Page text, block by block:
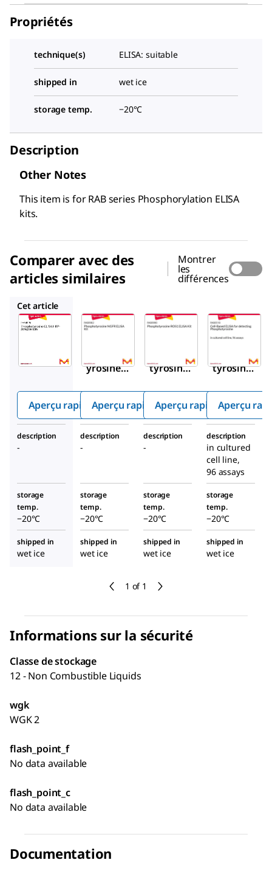
Propriétés
technique(s) ELISA: suitable
shipped in wet ice
storage temp. −20°C
Description
Other Notes
This item is for RAB series Phosphorylation ELISA
kits.
Comparer avec des
articles similaires
Montrer
les
différences
1 of 1
Cet article
Sigma-
Aldrich
yrosine
Streptavi
din
Aperçu rapide
Sigma-
Aldrich
tyrosine
Kit
Aperçu rapide
Sigma-
Aldrich
RAB0990
tyrosine
Kit
Aperçu rapideAperçu
description
-
description
-
description
-
description
in cultured
cell line,
96 assays
storage
temp.
−20°C
storage
temp.
−20°C
storage
temp.
−20°C
storage
temp.
−20°C
shipped in
wet ice
shipped in
wet ice
shipped in
wet ice
shipped in
wet ice
Informations sur la sécurité
Classe de stockage
12 - Non Combustible Liquids
wgk
WGK 2
flash_point_f
No data available
flash_point_c
No data available
Documentation